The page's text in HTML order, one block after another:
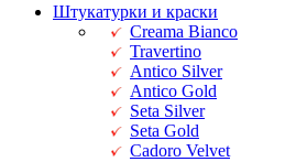
Штукатурки и краски
Creama Bianco
Travertino
Antico Silver
Antico Gold
Seta Silver
Seta Gold
Cadoro Velvet